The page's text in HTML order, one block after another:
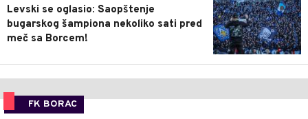
Levski se oglasio: Saopštenje
bugarskog šampiona nekoliko sati pred
meč sa Borcem!
FK BORAC